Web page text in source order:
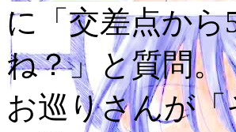
に「交差点か
ね？」と質問。
お巡りさんが